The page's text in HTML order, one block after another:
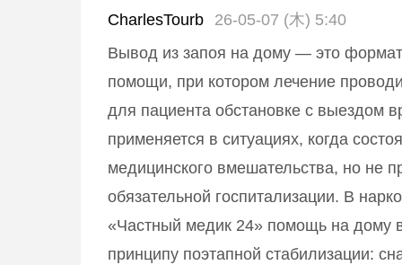
CharlesTourb
26-05-07 (木) 5:40
Вывод из запоя на дому — это формат
помощи, при котором лечение
для пациента обстановке с выездом
применяется в ситуациях, когда
медицинского вмешательства, но не
обязательной госпитализации. В
«Частный медик 24» помощь на дому
принципу поэтапной стабилизации: